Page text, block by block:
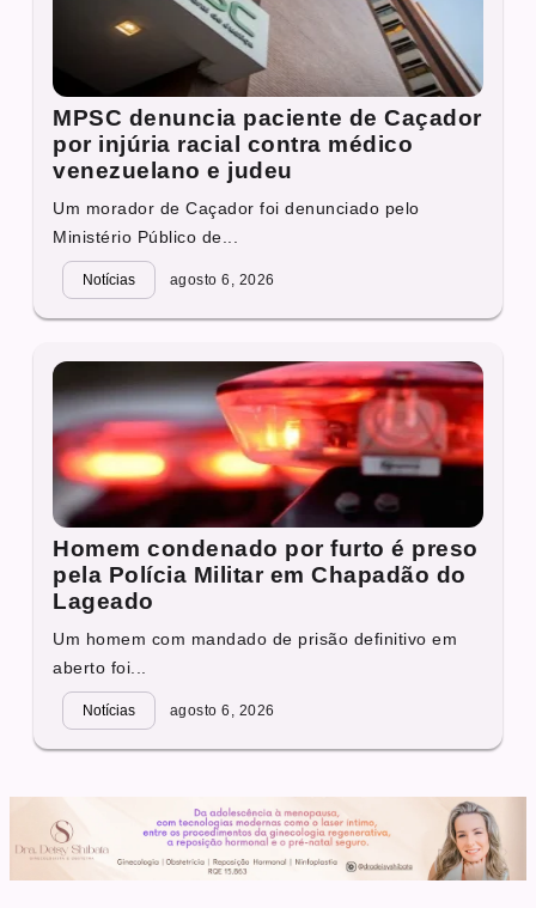
MPSC denuncia paciente de Caçador
por injúria racial contra médico
venezuelano e judeu
Um morador de Caçador foi denunciado pelo
Ministério Público de...
Notícias agosto 6, 2026
Homem condenado por furto é preso
pela Polícia Militar em Chapadão do
Lageado
Um homem com mandado de prisão definitivo em
aberto foi...
Notícias agosto 6, 2026